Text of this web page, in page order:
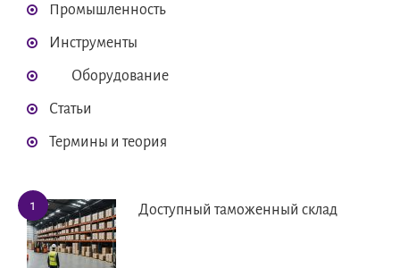
Промышленность
Инструменты
Оборудование
Статьи
Термины и теория
Доступный таможенный склад